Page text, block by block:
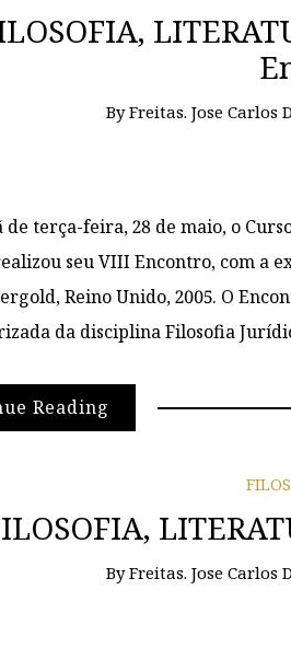
ByFreitas. Jose Carlos
terça-feira, 28 de maio, o
seu VIII Encontro, com a
Reino Unido, 2005. O
da disciplina Filosofia
Reading
ByFreitas. Jose Carlos